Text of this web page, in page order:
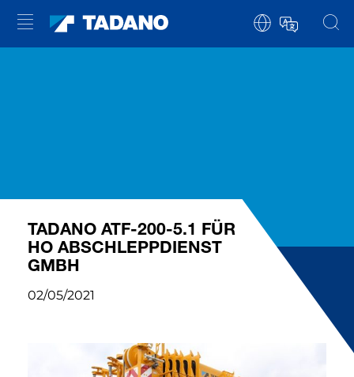
TADANO ATF-200-5.1 FÜR
HO ABSCHLEPPDIENST
GMBH
02/05/2021